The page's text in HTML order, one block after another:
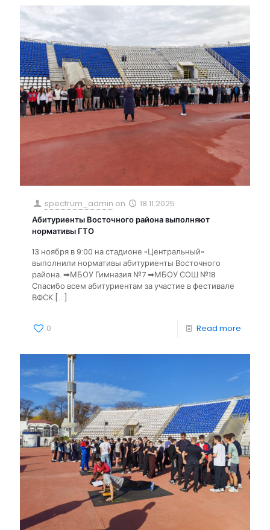
spectrum_admin on
18.11.2025
Абитуриенты Восточного района выполняют
нормативы ГТО
13 ноября в 9:00 на стадионе «Центральный»
выполнили нормативы абитуриенты Восточного
района. ➡МБОУ Гимназия №7 ➡МБОУ СОШ №18
Спасибо всем абитуриентам за участие в фестивале
ВФСК […]
0 Read more